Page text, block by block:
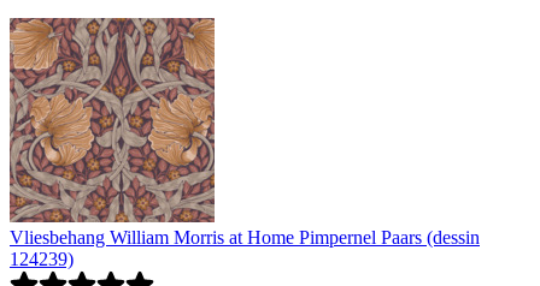
Vliesbehang William Morris at Home Pimpernel Paars (dessin
124239)